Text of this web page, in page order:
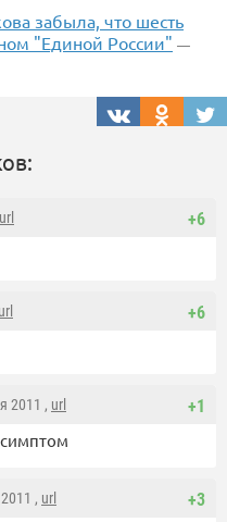
забыла, что шесть
"Единой России" —
+6
url
+6
url
+1
2011 , url
симптом
+3
, url